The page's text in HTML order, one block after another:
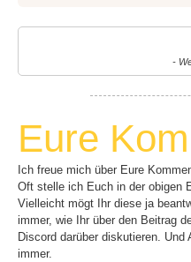
-
Eure
Ich freue mich über Eure
Oft stelle ich Euch in der obigen
Vielleicht mögt Ihr diese ja
immer, wie Ihr über den Beitrag
Discord darüber diskutieren.
immer.